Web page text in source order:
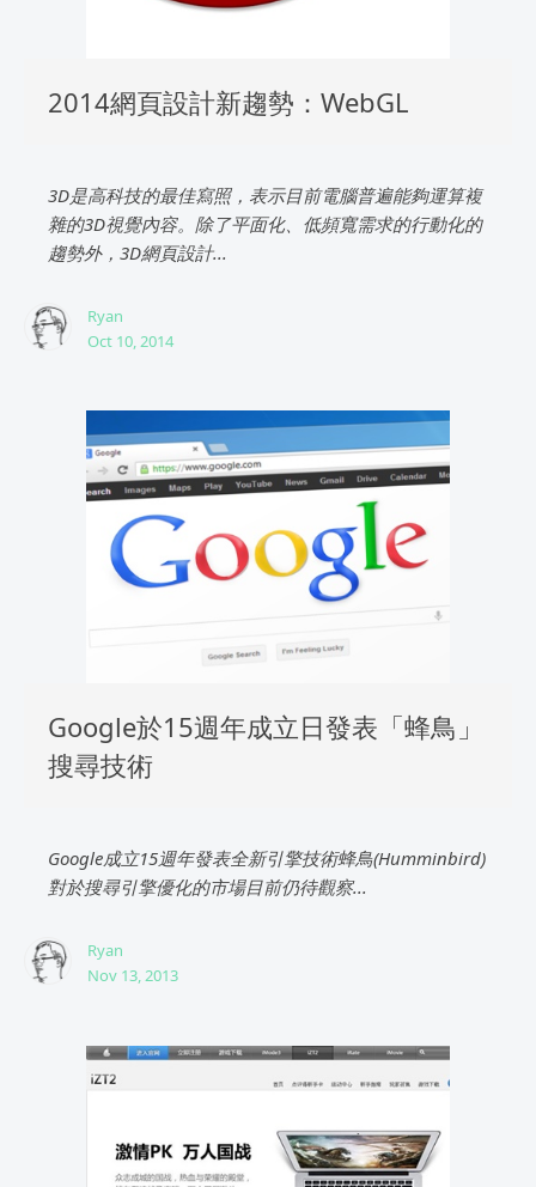
2014網頁設計新趨勢：WebGL
3D是高科技的最佳寫照，表示目前電腦普遍能夠運算複
雜的3D視覺內容。除了平面化、低頻寬需求的行動化的
趨勢外，3D網頁設計...
Ryan
Oct 10, 2014
Google於15週年成立日發表「蜂鳥」
搜尋技術
Google成立15週年發表全新引擎技術蜂鳥(Humminbird)
對於搜尋引擎優化的市場目前仍待觀察...
Ryan
Nov 13, 2013